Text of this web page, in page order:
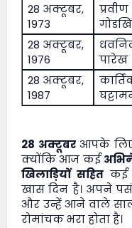
28 अक्टूबर,
1973
प्रवीण
28 अक्टूबर,
1976
पारेख
28 अक्टूबर,
1987
28 अक्टूबरआपके लिए
क्योंकि आज कई
खिलाड़ियों सहितकई
खास दिन है। अपने
और उन्हें आने वाले
रोमांचक भरा होता है।